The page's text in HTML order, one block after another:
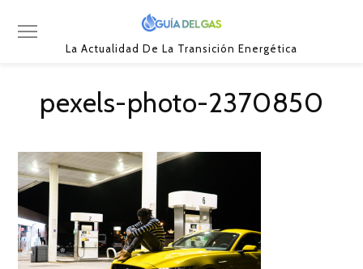
La Actualidad De La Transición Energética
pexels-photo-2370850